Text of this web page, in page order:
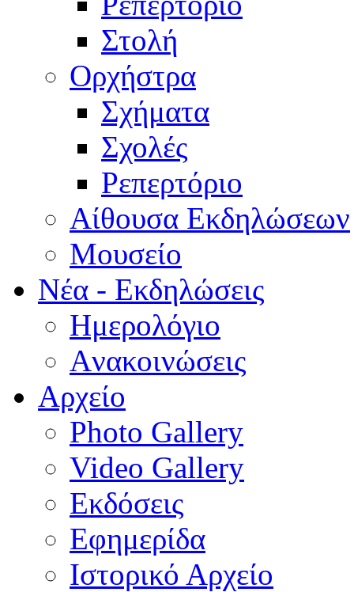
Στολή
Ορχήστρα
Σχήματα
Σχολές
Ρεπερτόριο
Aίθουσα Εκδηλώσεων
Μουσείο
Νέα - Εκδηλώσεις
Ημερολόγιο
Aνακοινώσεις
Αρχείο
Photo Gallery
Video Gallery
Εκδόσεις
Εφημερίδα
Ιστορικό Αρχείο